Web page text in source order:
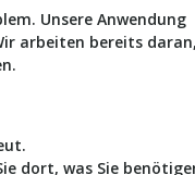
Unsere Anwendung
arbeiten bereits daran,
dort, was Sie